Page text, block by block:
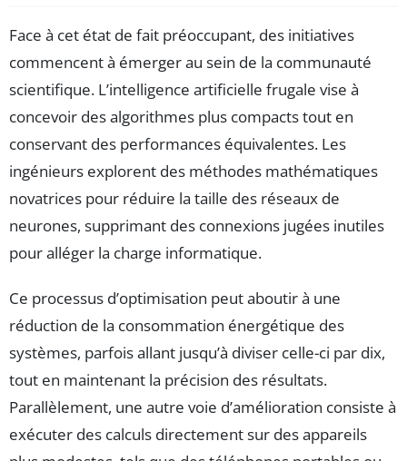
Face à cet état de fait préoccupant, des initiatives
commencent à émerger au sein de la communauté
scientifique. L’intelligence artificielle frugale vise à
concevoir des algorithmes plus compacts tout en
conservant des performances équivalentes. Les
ingénieurs explorent des méthodes mathématiques
novatrices pour réduire la taille des réseaux de
neurones, supprimant des connexions jugées inutiles
pour alléger la charge informatique.
Ce processus d’optimisation peut aboutir à une
réduction de la consommation énergétique des
systèmes, parfois allant jusqu’à diviser celle-ci par dix,
tout en maintenant la précision des résultats.
Parallèlement, une autre voie d’amélioration consiste à
exécuter des calculs directement sur des appareils